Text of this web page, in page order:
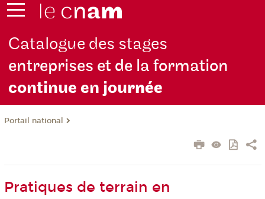
Catalogue des stages
entreprises et de la formation
continue en journée
Portail national
Pratiques de terrain en